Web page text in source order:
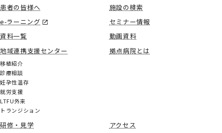
患者の皆様へ
施設の検索
e-ラーニング
セミナー情報
資料一覧
動画資料
地域連携支援センター
移植紹介
診療相談
妊孕性温存
就労支援
LTFU外来
トランジション
拠点病院とは
研修・見学
アクセス